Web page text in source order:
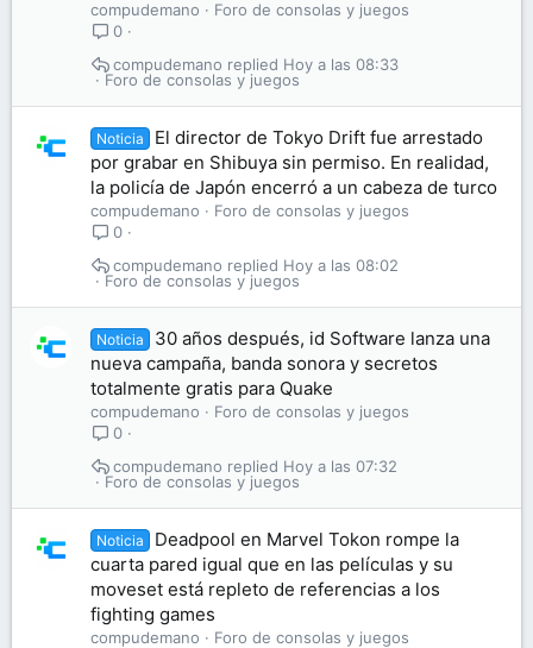
compudemano
Foro de consolas y juegos
0
Foro de consolas y juegos
Hoy a las 08:33
compudemano
Noticia
El director de Tokyo Drift fue arrestado
por grabar en Shibuya sin permiso. En realidad,
la policía de Japón encerró a un cabeza de turco
compudemano
Foro de consolas y juegos
0
Foro de consolas y juegos
Hoy a las 08:02
compudemano
Noticia
30 años después, id Software lanza una
nueva campaña, banda sonora y secretos
totalmente gratis para Quake
compudemano
Foro de consolas y juegos
0
Foro de consolas y juegos
Hoy a las 07:32
compudemano
Noticia
Deadpool en Marvel Tokon rompe la
cuarta pared igual que en las películas y su
moveset está repleto de referencias a los
fighting games
compudemano
Foro de consolas y juegos